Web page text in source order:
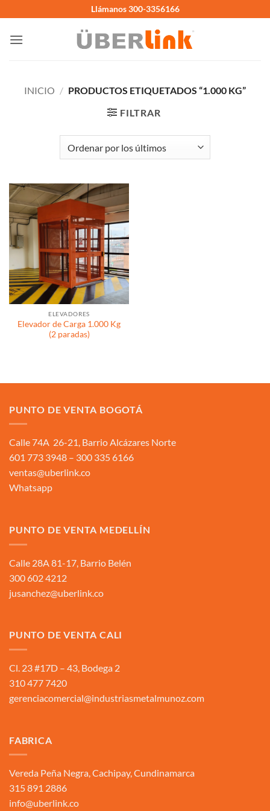
al
contenido
Llámanos 300-3356166
INICIO / PRODUCTOS ETIQUETADOS “1.000 KG”
FILTRAR
ELEVADORES
Elevador de Carga 1.000 Kg
(2 paradas)
PUNTO DE VENTA BOGOTÁ
Calle 74A 26-21, Barrio Alcázares Norte
601 773 3948 – 300 335 6166
ventas@uberlink.co
Whatsapp
PUNTO DE VENTA MEDELLÍN
Calle 28A 81-17, Barrio Belén
300 602 4212
jusanchez@uberlink.co
PUNTO DE VENTA CALI
Cl. 23 #17D – 43, Bodega 2
310 477 7420
gerenciacomercial@industriasmetalmunoz.com
FABRICA
Vereda Peña Negra, Cachipay, Cundinamarca
315 891 2886
info@uberlink.co